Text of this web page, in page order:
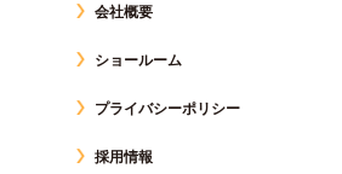
会社概要
ショールーム
プライバシーポリシー
採用情報